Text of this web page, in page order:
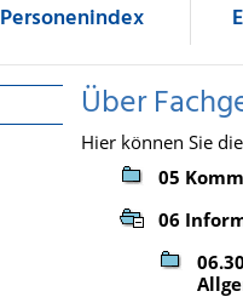
Personenindex
Über
Hier können Sie
05
06